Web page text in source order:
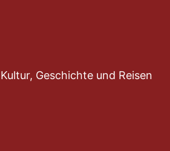
Geschichte und Reisen